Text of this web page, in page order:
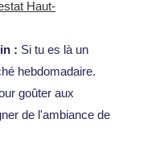
Haut-
: Si tu es là un
hebdomadaire.
goûter aux
de l'ambiance de